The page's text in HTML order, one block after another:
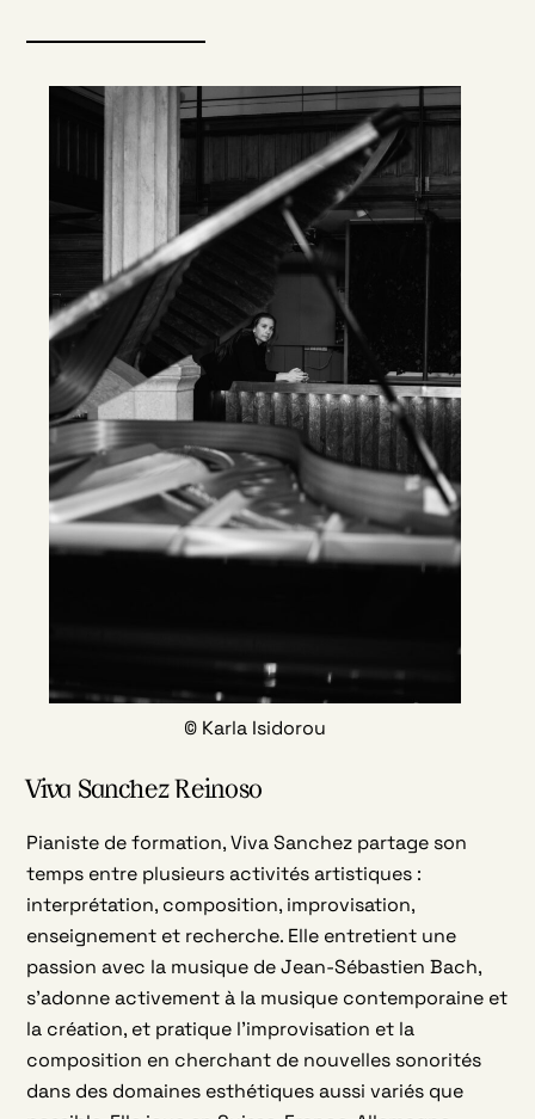
© Karla Isidorou
Viva Sanchez Reinoso
Pianiste de formation, Viva Sanchez partage son
temps entre plusieurs activités artistiques :
interprétation, composition, improvisation,
enseignement et recherche. Elle entretient une
passion avec la musique de Jean-Sébastien Bach,
s’adonne activement à la musique contemporaine et
la création, et pratique l’improvisation et la
composition en cherchant de nouvelles sonorités
dans des domaines esthétiques aussi variés que